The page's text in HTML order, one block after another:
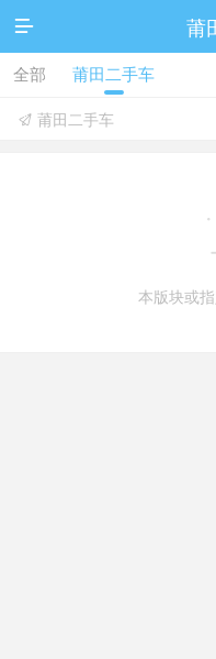
 莆
全部 莆田二手车
 莆田二手车
本版块或